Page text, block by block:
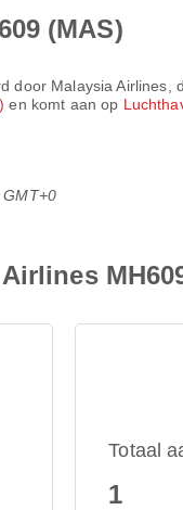
(MAS)
door Malaysia Airlines ,
en komt aan op
Totaal
1